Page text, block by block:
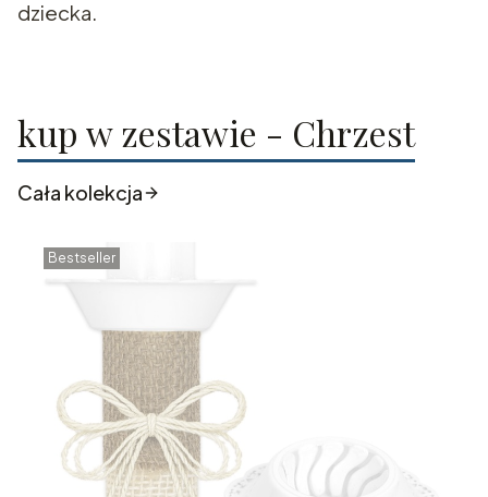
dziecka.
kup w zestawie - Chrzest
Cała kolekcja
Bestseller